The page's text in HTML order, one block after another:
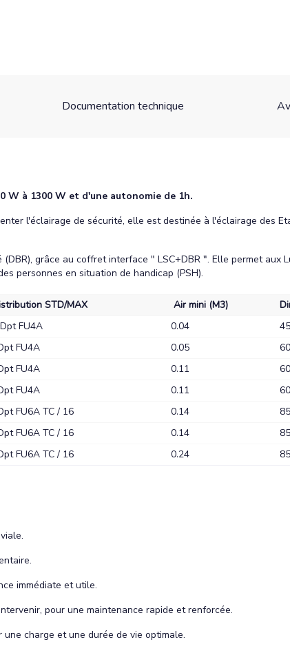
Documentation technique
W à 1300 W et d'une autonomie de 1h.
l'éclairage de sécurité, elle est destinée à l'éclairage des
grâce au coffret interface " LSC+DBR ". Elle permet
personnes en situation de handicap (PSH).
STD/MAX Air mini (M3)
FU4A 0.04
FU4A 0.05
FU4A 0.11
FU4A 0.11
FU6A TC / 16 0.14
FU6A TC / 16 0.14
FU6A TC / 16 0.24
immédiate et utile.
pour une maintenance rapide et renforcée.
charge et une durée de vie optimale.